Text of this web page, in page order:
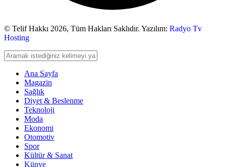
© Telif Hakkı 2026, Tüm Hakları Saklıdır. Yazılım: Radyo Tv
Hosting
Ana Sayfa
Magazin
Sağlık
Diyet & Beslenme
Teknoloji
Moda
Ekonomi
Otomotiv
Spor
Kültür & Sanat
Künye